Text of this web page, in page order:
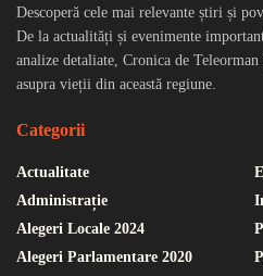
Descoperă cele mai relevante știri și
De la actualități și evenimente
analize detaliate, Cronica de
asupra vieții din această regiune.
Categorii
Actualitate
Administrație
Alegeri Locale 2024
Alegeri Parlamentare 2020